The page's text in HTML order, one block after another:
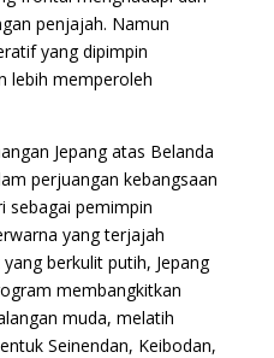
penjajah. Namun
yang dipimpin
lebih memperoleh
Jepang atas Belanda
perjuangan kebangsaan
sebagai pemimpin
yang terjajah
berkulit putih, Jepang
membangkitkan
muda, melatih
Seinendan, Keibodan,